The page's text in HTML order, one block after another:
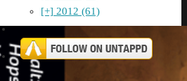
[+] 2012 (61)